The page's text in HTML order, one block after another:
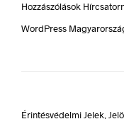
Hozzászólások
WordPress
Érintésvédelmi Jelek,